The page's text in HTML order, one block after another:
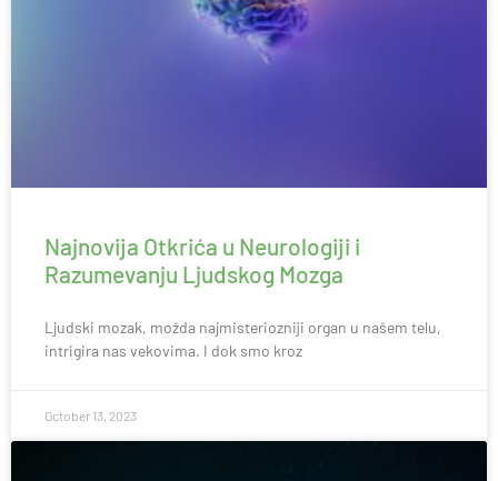
Najnovija Otkrića u Neurologiji i
Razumevanju Ljudskog Mozga
Ljudski mozak, možda najmisteriozniji organ u našem telu,
intrigira nas vekovima. I dok smo kroz
October 13, 2023